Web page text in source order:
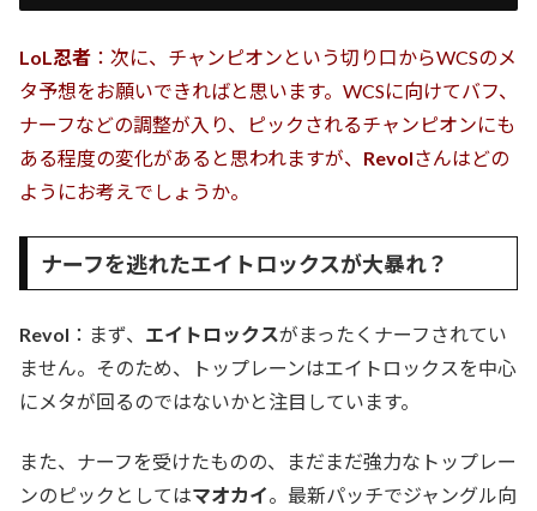
LoL忍者 ：次に、チャンピオンという切り口からWCSのメ
タ予想をお願いできればと思います。WCSに向けてバフ、
ナーフなどの調整が入り、ピックされるチャンピオンにも
ある程度の変化があると思われますが、 Revolさんはどの
ようにお考えでしょうか。
ナーフを逃れたエイトロックスが大暴れ？
Revol ：まず、 エイトロックスがまったくナーフされてい
ません。そのため、トップレーンはエイトロックスを中心
にメタが回るのではないかと注目しています。
また、ナーフを受けたものの、まだまだ強力なトップレー
ンのピックとしてはマオカイ。最新パッチでジャングル向